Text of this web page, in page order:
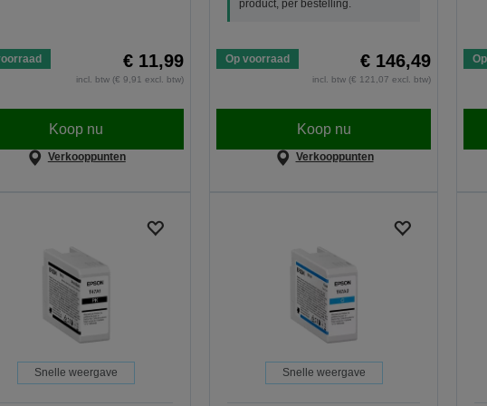
€ 11,99
incl. btw (€ 9,91 excl. btw)
Koop nu
Verkooppunten
product, per bestelling.
Op voorraad € 146,49
incl. btw (€ 121,07 excl. btw)
Koop nu
Verkooppunten
Snelle weergave Snelle weergave